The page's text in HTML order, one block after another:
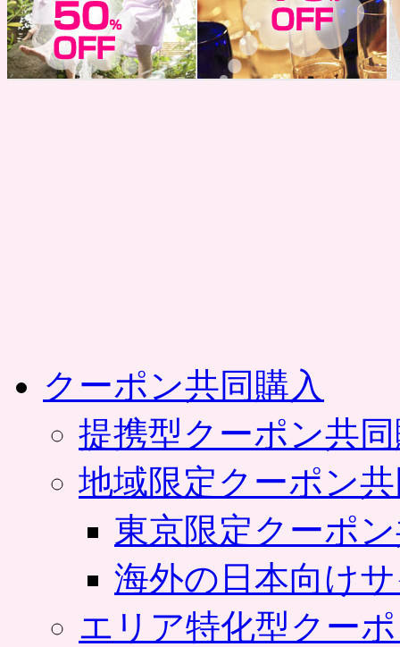
クーポン共同購入
提携型クーポン共
地域限定クーポン
東京限定クーポ
海外の日本向け
エリア特化型クー